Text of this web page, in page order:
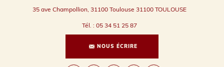
35 ave Champollion, 31100 Toulouse 31100TOULOUSE
Tél. : 05 34 51 25 87
NOUS ÉCRIRE